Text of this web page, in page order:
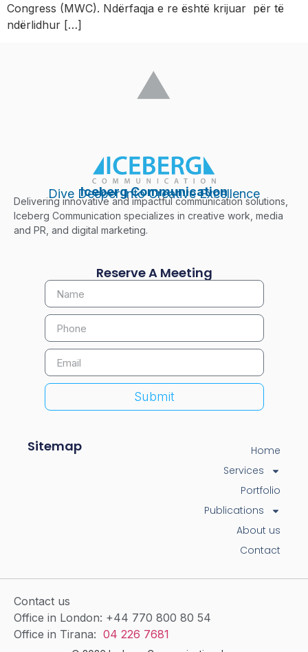
Congress (MWC). Ndërfaqja e re është krijuar për të
ndërlidhur […]
Iceberg Communication
Dive Deeper Into Creative Excellence
Delivering innovative and impactful communication solutions,
Iceberg Communication specializes in creative work, media
and PR, and digital marketing.
Reserve A Meeting
Submit
Sitemap
Home
Services
Portfolio
Publications
About us
Contact
Contact us
Office in London: +44 770 800 80 54
Office in Tirana: 04 226 7681